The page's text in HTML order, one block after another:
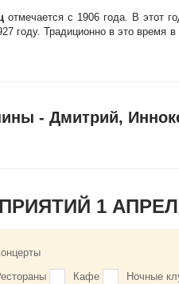
отмечается с 1906 года. В этот
году. Традиционно в это время
- Дмитрий,
1
Кафе Ночные